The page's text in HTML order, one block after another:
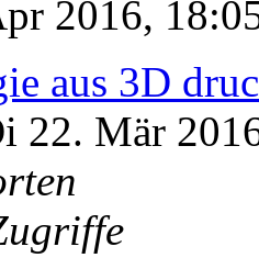
2016,
aus 3D
22. Mär